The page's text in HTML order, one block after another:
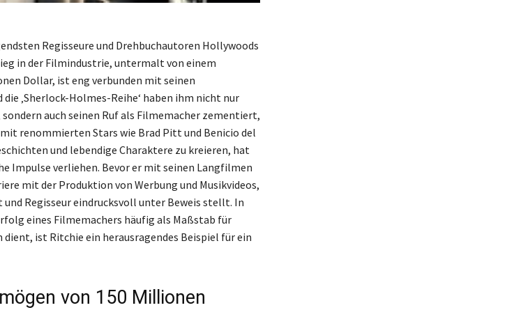
Regisseure und Drehbuchautoren Hollywoods
in der Filmindustrie, untermalt von einem
Dollar, ist eng verbunden mit seinen
die ‚Sherlock-Holmes-Reihe‘ haben ihm nicht nur
auch seinen Ruf als Filmemacher zementiert,
renommierten Stars wie Brad Pitt und Benicio del
und lebendige Charaktere zu kreieren, hat
Impulse verliehen. Bevor er mit seinen Langfilmen
mit der Produktion von Werbung und Musikvideos,
Regisseur eindrucksvoll unter Beweis stellt. In
eines Filmemachers häufig als Maßstab für
dient, ist Ritchie ein herausragendes Beispiel für ein
von 150 Millionen